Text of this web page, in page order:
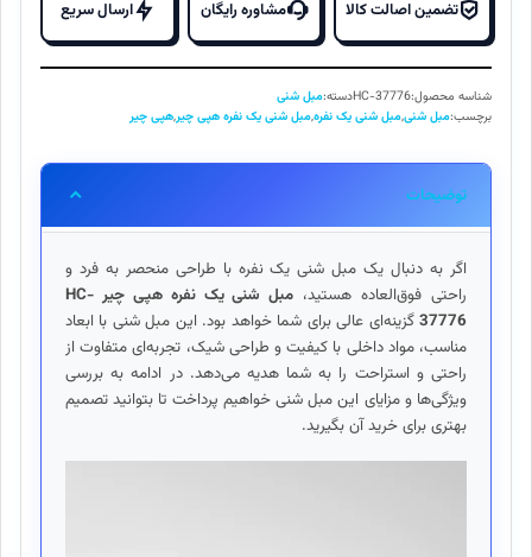
بود.
است.
نفره
هپی
چیر
HC-
37776
تضمین اصالت کالا مشاوره رایگان ارسال سریع
شناسه محصول:HC-37776دسته:مبل شنی
برچسب:مبل شنی,مبل شنی یک نفره,مبل شنی یک نفره هپی چیر,هپی چیر
توضیحات
اگر به دنبال یک مبل شنی یک نفره با طراحی منحصر به فرد و
راحتی فوق‌العاده هستید،
مبل شنی یک نفره هپی چیر HC-
37776گزینه‌ای عالی برای شما خواهد بود. این مبل شنی با ابعاد
مناسب، مواد داخلی با کیفیت و طراحی شیک، تجربه‌ای متفاوت از
راحتی و استراحت را به شما هدیه می‌دهد. در ادامه به بررسی
ویژگی‌ها و مزایای این مبل شنی خواهیم پرداخت تا بتوانید تصمیم
بهتری برای خرید آن بگیرید.